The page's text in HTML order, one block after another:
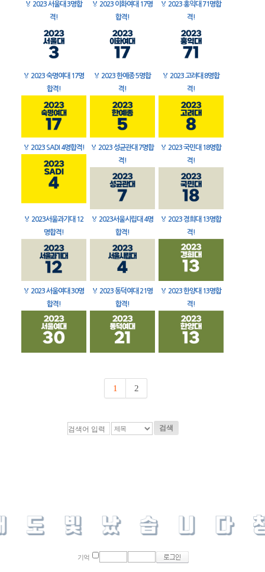
🏅 2023 서울대 3명합
격!
🏅 2023 이화여대 17명
합격!
🏅 2023 홍익대 71명합
격!
🏅 2023 숙명여대 17명
합격!
🏅 2023 한예종 5명합
격!
🏅 2023 고려대 8명합
격!
🏅 2023 SADI 4명합격! 🏅 2023 성균관대 7명합
격!
🏅 2023 국민대 18명합
격!
🏅 2023서울과기대 12
명합격!
🏅 2023서울시립대 4명
합격!
🏅 2023 경희대 13명합
격!
🏅 2023 서울여대 30명
합격!
🏅 2023 동덕여대 21명
합격!
🏅 2023 한양대 13명합
격!
1 2
검색
기억